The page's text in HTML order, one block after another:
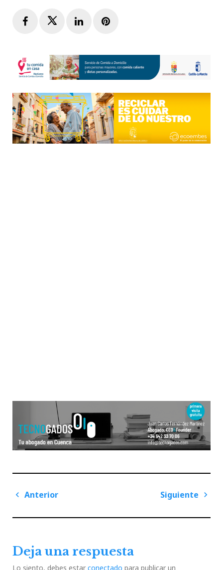
FacebookTwitterLinkedInPinterest
Navegación
entradas
Anterior
Siguiente
Deja una respuesta
Lo siento, debes estar conectado para publicar un